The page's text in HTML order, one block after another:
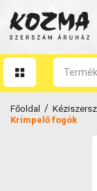
Főoldal /
Krimpelő fogók